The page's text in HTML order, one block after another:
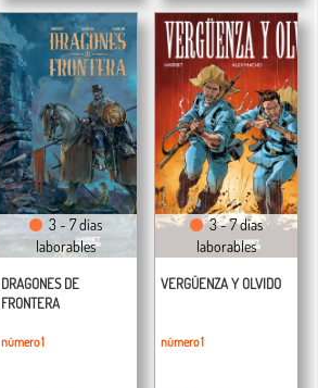
3 - 7 días
laborables
DRAGONES DE
FRONTERA
número 1
3 - 7 días
laborables
VERGÜENZA Y OLVIDO
número 1